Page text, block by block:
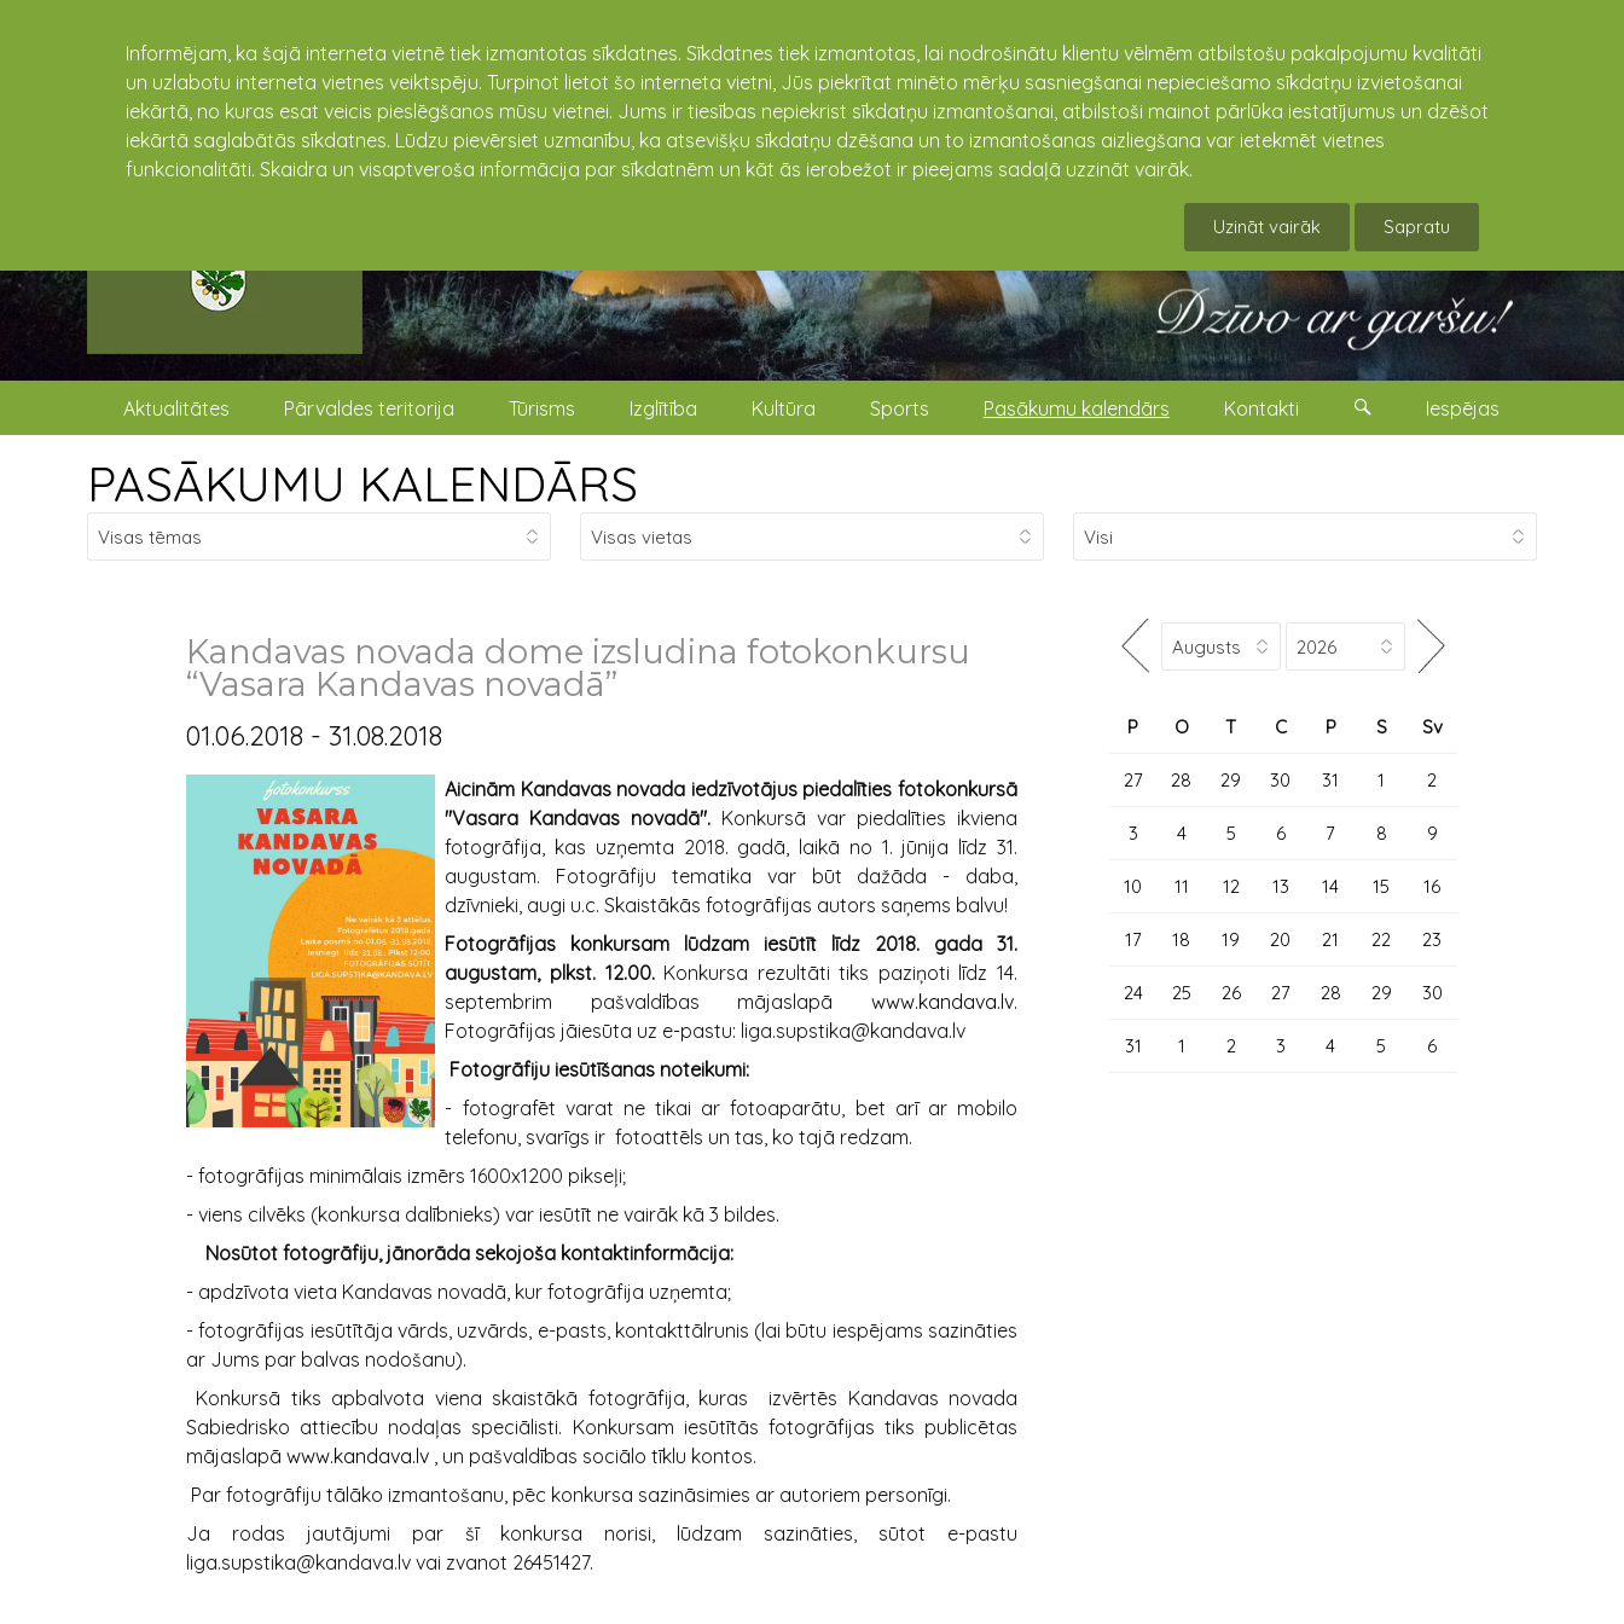
Informējam, ka šajā interneta vietnē tiek izmantotas sīkdatnes. Sīkdatnes tiek izmantotas, lai nodrošinātu klientu vēlmēm atbilstošu pakalpojumu kvalitāti
un uzlabotu interneta vietnes veiktspēju. Turpinot lietot šo interneta vietni, Jūs piekrītat minēto mērķu sasniegšanai nepieciešamo sīkdatņu izvietošanai
iekārtā, no kuras esat veicis pieslēgšanos mūsu vietnei. Jums ir tiesības nepiekrist sīkdatņu izmantošanai, atbilstoši mainot pārlūka iestatījumus un dzēšot
iekārtā saglabātās sīkdatnes. Lūdzu pievērsiet uzmanību, ka atsevišķu sīkdatņu dzēšana un to izmantošanas aizliegšana var ietekmēt vietnes
funkcionalitāti. Skaidra un visaptveroša informācija par sīkdatnēm un kāt ās ierobežot ir pieejams sadaļā uzzināt vairāk.
Uzināt vairāk Sapratu
Aktualitātes Pārvaldes teritorija Tūrisms Izglītība Kultūra Sports Pasākumu kalendārs Kontakti Iespējas
PASĀKUMU KALENDĀRS
Kandavas novada dome izsludina fotokonkursu
“Vasara Kandavas novadā”
01.06.2018 - 31.08.2018
Aicinām Kandavas novada iedzīvotājus piedalīties fotokonkursā
"Vasara Kandavas novadā". Konkursā var piedalīties ikviena
fotogrāfija, kas uzņemta 2018. gadā, laikā no 1. jūnija līdz 31.
augustam. Fotogrāfiju tematika var būt dažāda - daba,
dzīvnieki, augi u.c. Skaistākās fotogrāfijas autors saņems balvu!
Fotogrāfijas konkursam lūdzam iesūtīt līdz 2018. gada 31.
augustam, plkst. 12.00.Konkursa rezultāti tiks paziņoti līdz 14.
septembrim pašvaldības mājaslapā www.kandava.lv.
Fotogrāfijas jāiesūta uz e-pastu: liga.supstika@kandava.lv
Fotogrāfiju iesūtīšanas noteikumi:
- fotografēt varat ne tikai ar fotoaparātu, bet arī ar mobilo
telefonu, svarīgs ir fotoattēls un tas, ko tajā redzam.
- fotogrāfijas minimālais izmērs 1600x1200 pikseļi;
- viens cilvēks (konkursa dalībnieks) var iesūtīt ne vairāk kā 3 bildes.
Nosūtot fotogrāfiju, jānorāda sekojoša kontaktinformācija:
- apdzīvota vieta Kandavas novadā, kur fotogrāfija uzņemta;
- fotogrāfijas iesūtītāja vārds, uzvārds, e-pasts, kontakttālrunis (lai būtu iespējams sazināties
ar Jums par balvas nodošanu).
Konkursā tiks apbalvota viena skaistākā fotogrāfija, kuras izvērtēs Kandavas novada
Sabiedrisko attiecību nodaļas speciālisti. Konkursam iesūtītās fotogrāfijas tiks publicētas
mājaslapā www.kandava.lv , un pašvaldības sociālo tīklu kontos.
Par fotogrāfiju tālāko izmantošanu, pēc konkursa sazināsimies ar autoriem personīgi.
Ja rodas jautājumi par šī konkursa norisi, lūdzam sazināties, sūtot e-pastu
liga.supstika@kandava.lv vai zvanot 26451427.
P O T C P S Sv
27 28 29 30 31 1 2
3 4 5 6 7 8 9
10 11 12 13 14 15 16
17 18 19 20 21 22 23
24 25 26 27 28 29 30
31 1 2 3 4 5 6